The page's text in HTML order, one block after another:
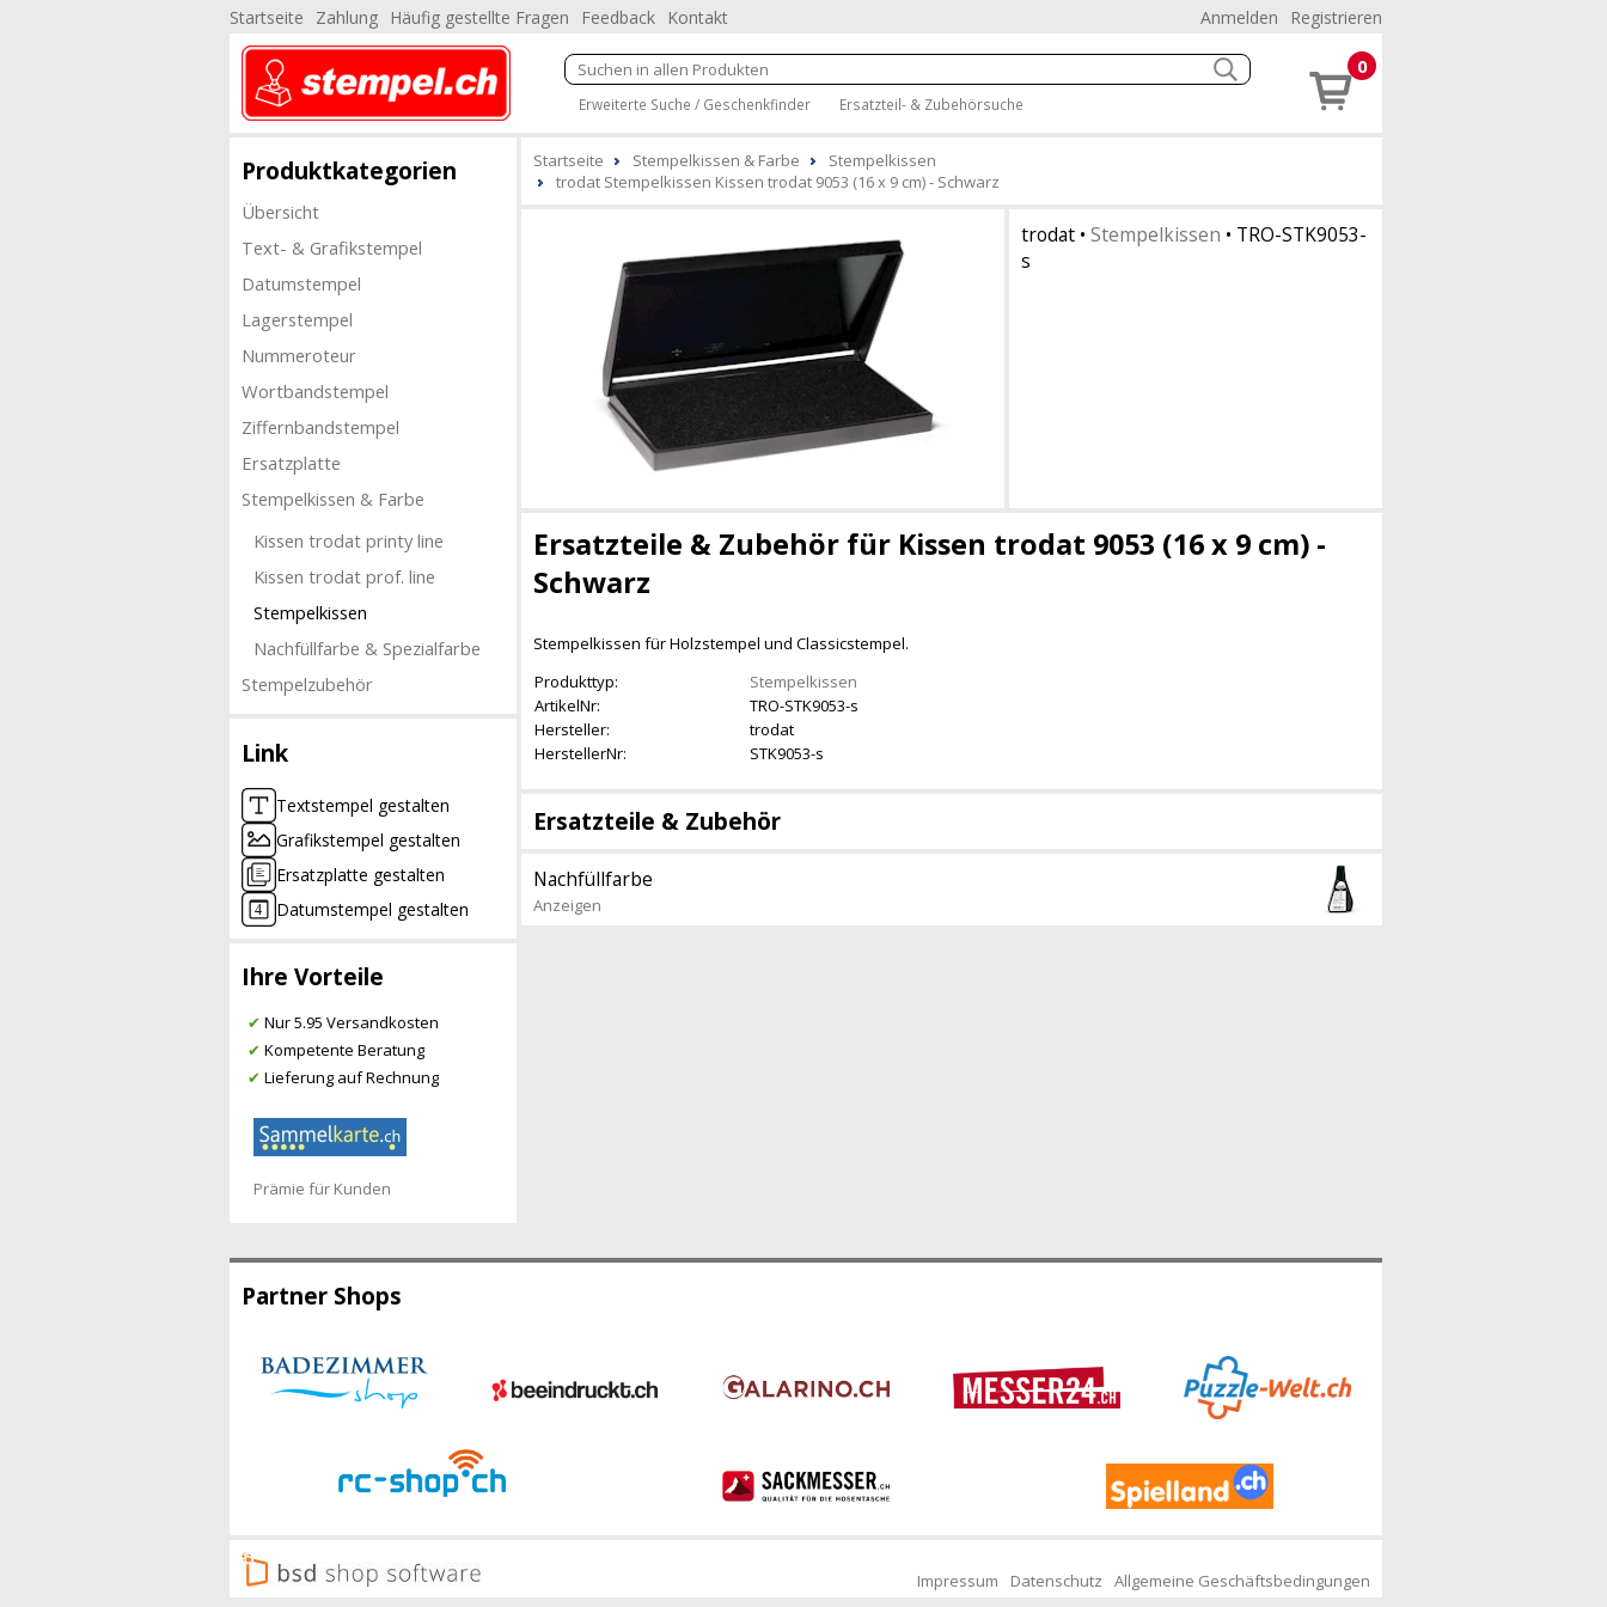
Startseite Zahlung Häufig gestellte Fragen Feedback Kontakt Anmelden Registrieren
Erweiterte Suche / Geschenkfinder Ersatzteil- & Zubehörsuche
0
Produktkategorien
Übersicht
Text- & Grafikstempel
Datumstempel
Lagerstempel
Nummeroteur
Wortbandstempel
Ziffernbandstempel
Ersatzplatte
Stempelkissen & Farbe
Kissen trodat printy line
Kissen trodat prof. line
Stempelkissen
Nachfüllfarbe & Spezialfarbe
Stempelzubehör
Link
Textstempel gestalten
Grafikstempel gestalten
Ersatzplatte gestalten
Datumstempel gestalten
Ihre Vorteile
✔ Nur 5.95 Versandkosten
✔ Kompetente Beratung
✔ Lieferung auf Rechnung
Prämie für Kunden
Startseite Stempelkissen & Farbe
Stempelkissen
trodat Stempelkissen Kissen trodat 9053 (16 x 9 cm) - Schwarz
trodat• Stempelkissen • TRO-STK9053-
s
Ersatzteile & Zubehör für Kissen trodat 9053 (16 x 9 cm) -
Schwarz
Stempelkissen für Holzstempel und Classicstempel.
Produkttyp:
Stempelkissen
ArtikelNr:
TRO-STK9053-s
Hersteller:
trodat
HerstellerNr:
STK9053-s
Ersatzteile & Zubehör
Nachfüllfarbe
Anzeigen
Partner Shops
Impressum Datenschutz Allgemeine Geschäftsbedingungen